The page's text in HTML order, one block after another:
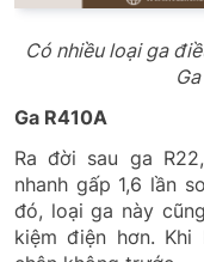
Có nhiều loại ga
Ga R410A
Ra đời sau ga
nhanh gấp 1,6 lần
đó, loại ga này
kiệm điện hơn. Khi